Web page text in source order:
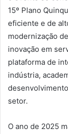
15º Plano
eficiente e de
modernização
inovação em
plataforma de
indústria,
setor.
O ano de 2025